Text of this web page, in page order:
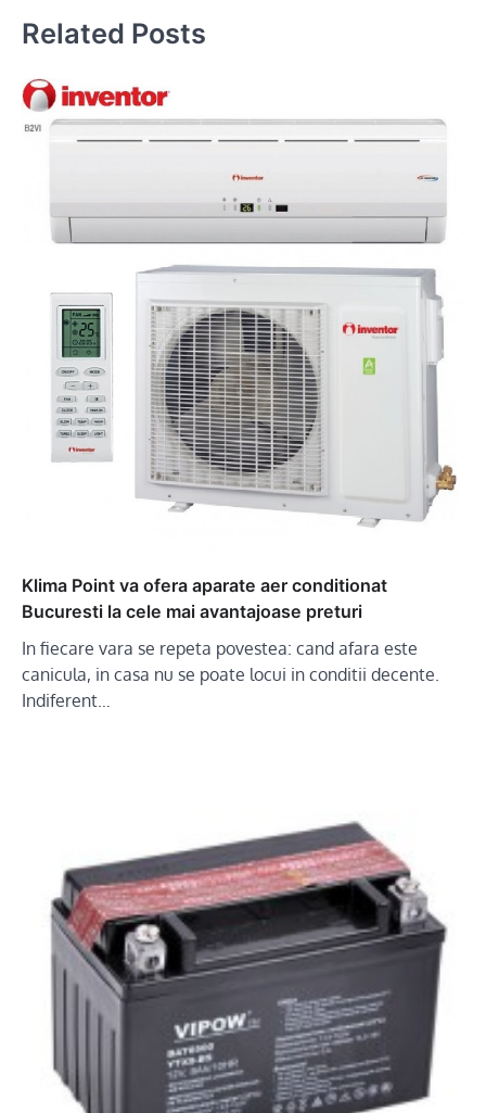
Related Posts
Klima Point va ofera aparate aer conditionat
Bucuresti la cele mai avantajoase preturi
In fiecare vara se repeta povestea: cand afara este
canicula, in casa nu se poate locui in conditii decente.
Indiferent…